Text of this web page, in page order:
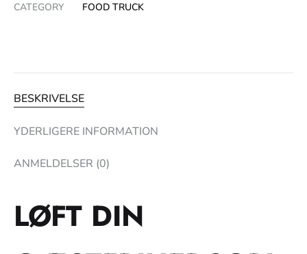
CATEGORY
FOOD TRUCK
BESKRIVELSE
YDERLIGERE INFORMATION
ANMELDELSER (0)
LØFT DIN